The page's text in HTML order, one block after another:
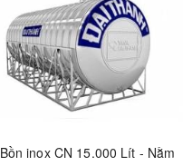
Bồn inox CN 15.000 Lít - Nằm